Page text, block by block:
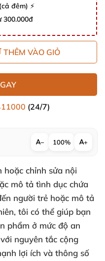
đêm) ⚡
300.000đ
THÊM VÀO GIỎ
(24/7)
− 100% +
hoặc chỉnh sửa nội
mô tả tình dục chứa
người trẻ hoặc mô tả
tôi có thể giúp bạn
phẩm ở mức độ an
nguyên tắc cộng
lợi ích và thông số